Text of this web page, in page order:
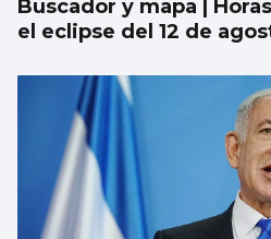
Buscador y mapa |
el eclipse del 12 de